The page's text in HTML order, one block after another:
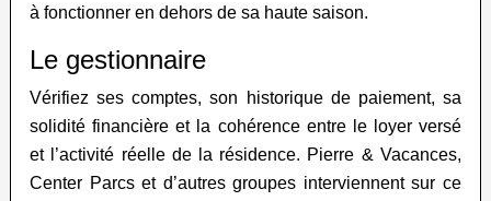
à fonctionner en dehors de sa haute saison.
Le gestionnaire
Vérifiez ses comptes, son historique de paiement, sa
solidité financière et la cohérence entre le loyer versé
et l’activité réelle de la résidence. Pierre & Vacances,
Center Parcs et d’autres groupes interviennent sur ce